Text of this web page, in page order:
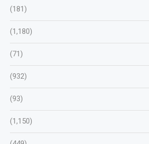
(181)
(1,180)
(71)
(932)
(93)
(1,150)